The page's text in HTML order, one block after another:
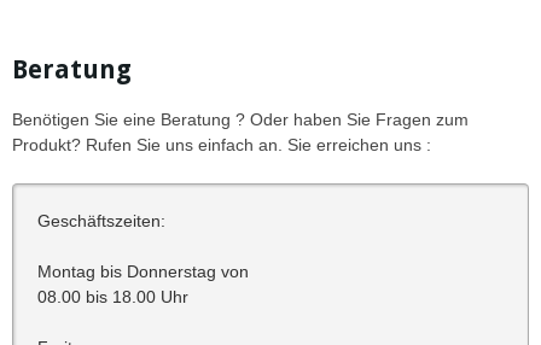
Beratung
Benötigen Sie eine Beratung ? Oder haben Sie Fragen zum
Produkt? Rufen Sie uns einfach an. Sie erreichen uns :
Geschäftszeiten:
Montag bis Donnerstag von
08.00 bis 18.00 Uhr